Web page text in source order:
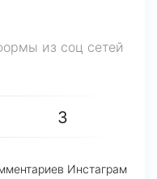
из соц сетей
3
Инстаграм